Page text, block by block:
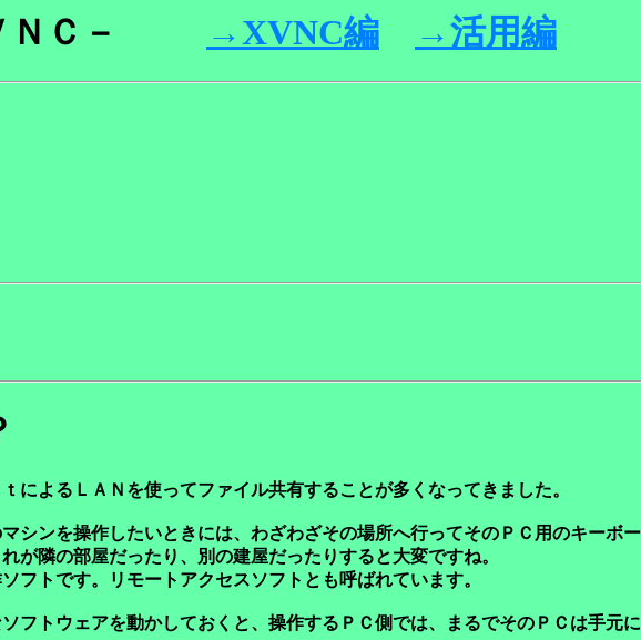
ＶＮＣ－ →XVNC編 →活用編
によるＬＡＮを使ってファイル共有することが多くなってきました。
シンを操作したいときには、わざわざその場所へ行ってそのＰＣ用のキーボ
が隣の部屋だったり、別の建屋だったりすると大変ですね。
フトです。リモートアクセスソフトとも呼ばれています。
フトウェアを動かしておくと、操作するＰＣ側では、まるでそのＰＣは手元